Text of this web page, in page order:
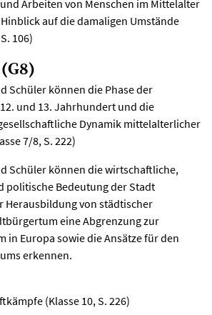
Arbeiten von Menschen im Mittelalter
auf die damaligen Umstände
106)
Schüler können die Phase der
und 13. Jahrhundert und die
Dynamik mittelalterlicher
7/8, S. 222)
Schüler können die wirtschaftliche,
politische Bedeutung der Stadt
Herausbildung von städtischer
eine Abgrenzung zur
in Europa sowie die Ansätze für den
erkennen.
(Klasse 10, S. 226)